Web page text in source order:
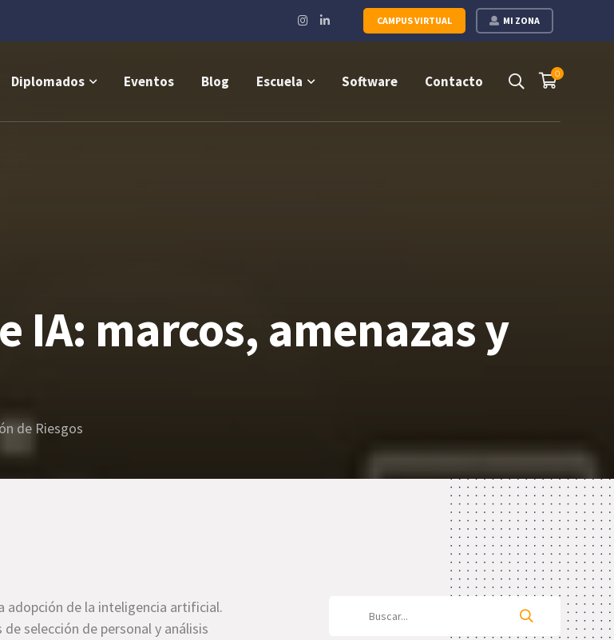
MI ZONA
CAMPUS VIRTUAL
Instagram
Profile
LinkedIn
Profile
0
Diplomados Eventos Blog Escuela Software Contacto
IA: marcos, amenazas y
de Riesgos
adopción de la inteligencia artificial.
selección de personal y análisis